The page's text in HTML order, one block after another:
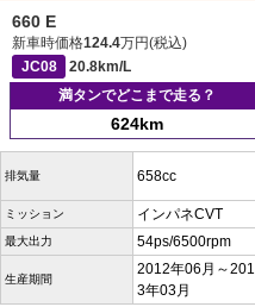
660 E
新車時価格124.4万円(税込)
JC08
20.8km/L
満タンでどこまで走る？
624km
排気量 658cc
ミッション インパネCVT
最大出力 54ps/6500rpm
生産期間
2012年06月～201
3年03月